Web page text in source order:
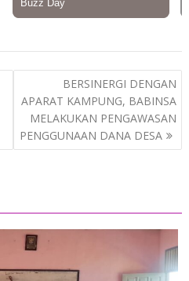
BERSINERGI DENGAN
APARAT KAMPUNG, BABINSA
MELAKUKAN PENGAWASAN
PENGGUNAAN DANA DESA